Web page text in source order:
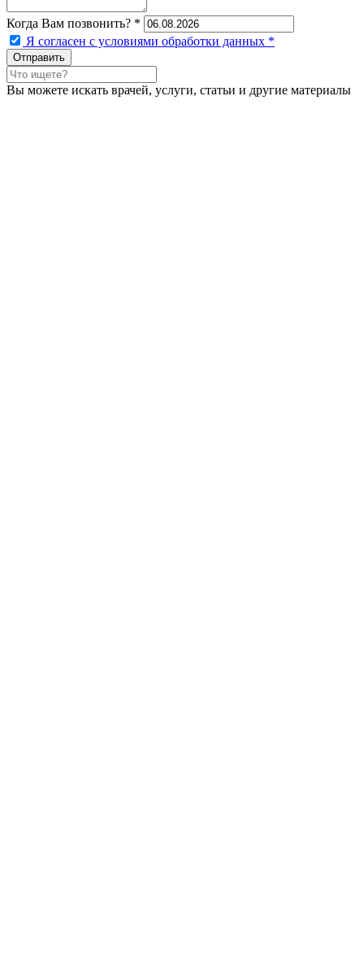
Когда Вам позвонить? *
Я согласен с условиями обработки данных *
Вы можете искать врачей, услуги, статьи и другие материалы